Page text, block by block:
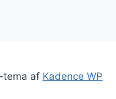
tema af Kadence WP